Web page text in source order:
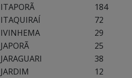
ITAPORÃ
184
ITAQUIRAÍ
72
IVINHEMA
29
JAPORÃ
25
JARAGUARI
38
JARDIM
12